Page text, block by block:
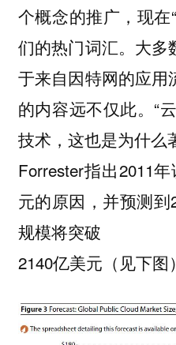
个概念的推广，现在
们的热门词汇。大多
于来自因特网的应用
的内容远不仅此。“
技术，这也是为什么
Forrester指出2011
元的原因，并预测到
规模将突破
2140亿美元（见下图